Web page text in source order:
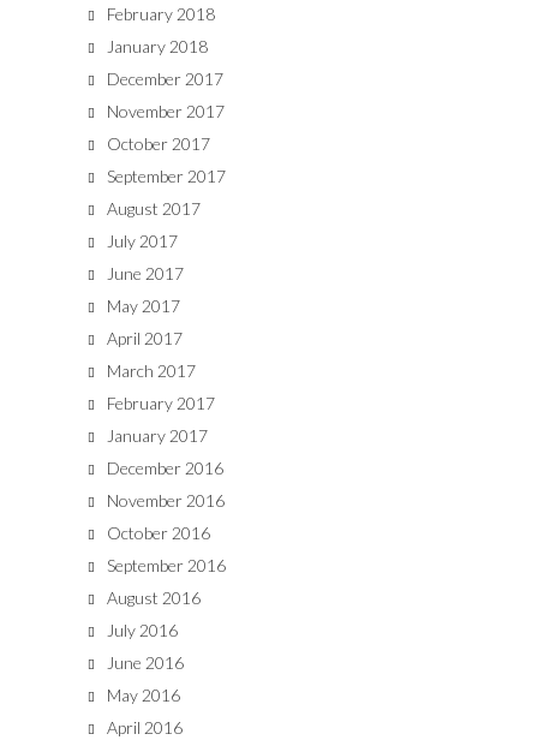
February 2018
January 2018
December 2017
November 2017
October 2017
September 2017
August 2017
July 2017
June 2017
May 2017
April 2017
March 2017
February 2017
January 2017
December 2016
November 2016
October 2016
September 2016
August 2016
July 2016
June 2016
May 2016
April 2016